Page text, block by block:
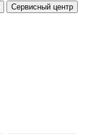
Сервисный центр